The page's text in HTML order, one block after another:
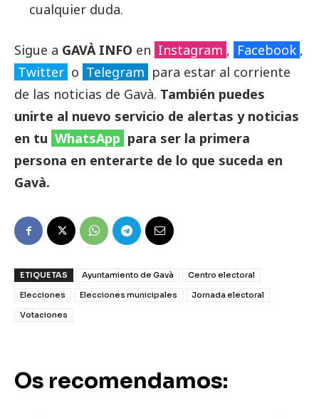
cualquier duda.
Sigue a GAVÀ INFO en Instagram , Facebook ,
Twitter o Telegram para estar al corriente
de las noticias de Gavà. También puedes
unirte al nuevo servicio de alertas y noticias
en tu WhatsApp para ser la primera
persona en enterarte de lo que suceda en
Gavà.
ETIQUETAS Ayuntamiento de Gavà
Centro electoral
Elecciones
Elecciones municipales
Jornada electoral
Votaciones
Os recomendamos: